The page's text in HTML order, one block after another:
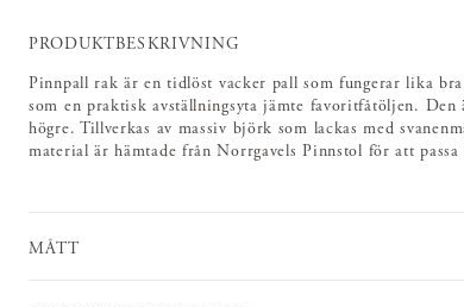
PRODUKTBESKRIVNING
Pinnpall rak är en tidlöst vacker pall som fungerar lika
som en praktisk avställningsyta jämte favoritfåtöljen.
högre. Tillverkas av massiv björk som lackas med
material är hämtade från Norrgavels Pinnstol för att passa
MÅTT